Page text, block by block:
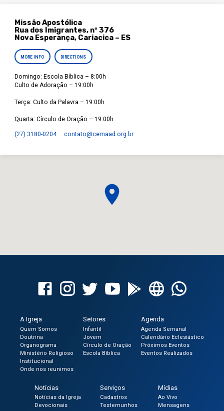
Missão Apostólica
Rua dos Imigrantes, nº 376
Nova Esperança, Cariacica – ES
MORE INFO DIRECTIONS
Domingo: Escola Bíblica – 8:00h
Culto de Adoração – 19:00h
Terça: Culto da Palavra – 19:00h
Quarta: Círculo de Oração – 19:00h
(27) 3180-0204 contato​@cemaad.org.br
A Igreja
Quem Somos
Doutrina
Organograma
Ministério Religioso
Institucional
Onde nos reunimos
Setores
Infantil
Jovem
Círculo de Oração
Escola Bíblica
Agenda
Agenda Semanal
Calendário Eclesiástico
Próximos Eventos
Eventos Realizados
Notícias
Notícias da Igreja
Devocionais
Serviços
Cadastros
Testemunhos
Mídias
Ao Vivo
Mensagens